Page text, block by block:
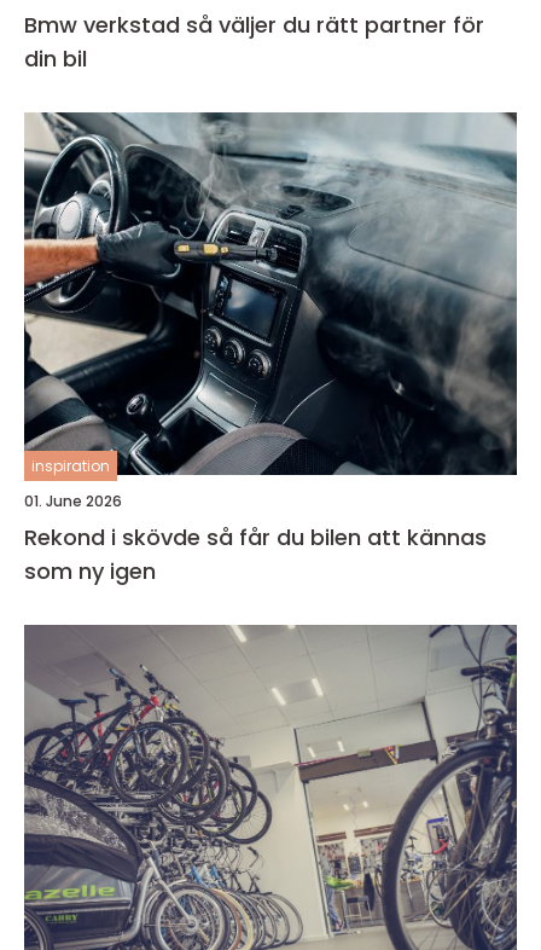
Bmw verkstad så väljer du rätt partner för
din bil
inspiration
01. June 2026
Rekond i skövde så får du bilen att kännas
som ny igen